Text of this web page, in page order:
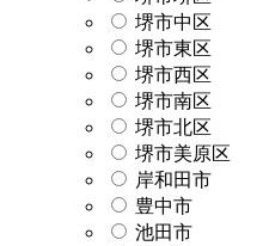
堺市中区
堺市東区
堺市西区
堺市南区
堺市北区
堺市美原区
岸和田市
豊中市
池田市